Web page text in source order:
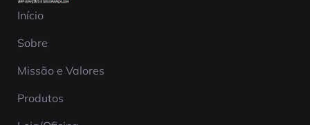
Início
Sobre
Missão e Valores
Produtos